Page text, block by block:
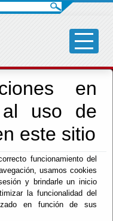
en
al uso de
este sitio
funcionamiento del
usamos cookies
y brindarle un inicio
la funcionalidad del
en función de sus
e
DE APOYO A LA